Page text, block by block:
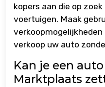
kopers aan die op
voertuigen. Maak
verkoop uw auto
Kan je een
Marktplaats